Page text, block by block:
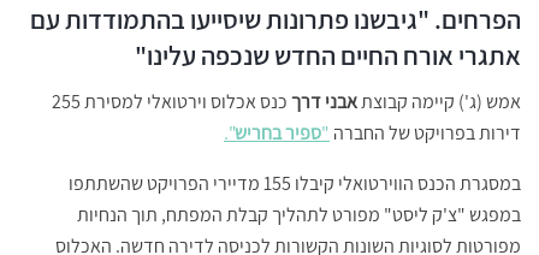
הפרחים. "גיבשנו פתרונות שיסייעו בהתמודדות עם
אתגרי אורח החיים החדש שנכפה עלינו"
אמש (ג') קיימה קבוצתאבני דרך
כנס אכלוס וירטואלי למסירת 255
דירות בפרויקט של החברה "ספיר בחריש".
במסגרת הכנס הווירטואלי קיבלו 155 מדיירי הפרויקט שהשתתפו
במפגש "צ'ק ליסט" מפורט לתהליך קבלת המפתח, תוך הנחיות
מפורטות לסוגיות השונות הקשורות לכניסה לדירה חדשה. האכלוס